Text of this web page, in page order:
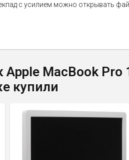
с усилием можно открывать
MacBook Pro
купили